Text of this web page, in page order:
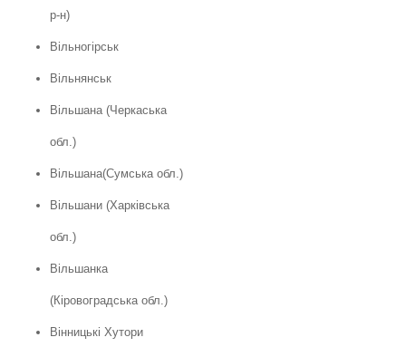
р-н)
Вільногірськ
Вільнянськ
Вільшана (Черкаська
обл.)
Вільшана(Сумська обл.)
Вільшани (Харківська
обл.)
Вільшанка
(Кіровоградська обл.)
Вінницькі Хутори